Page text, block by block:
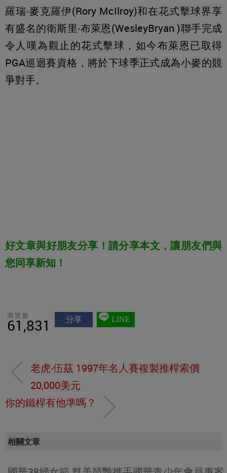
羅瑞‧麥克羅伊(Rory McIlroy)和在花式擊球界享
有盛名的衛斯里‧布萊恩(WesleyBryan )聯手完成
令人嘆為觀止的花式擊球，如今布萊恩已取得
PGA巡迴賽資格，將於下球季正式成為小麥的競
爭對手。
好文章與好朋友分享！請分享本文，讓朋友們與
您同享新知！
瀏覽數
61,831 分享 LINE
老虎‧伍茲 1997年名人賽複製推桿索價
20,000美元
你的鐵桿有他準嗎？
相關文章